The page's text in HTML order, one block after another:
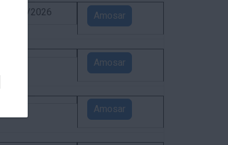
24/08/2026 Amosar
Amosar
Amosar